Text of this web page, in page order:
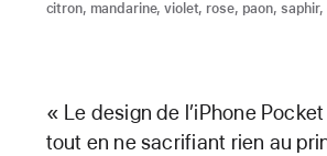
citron, mandarine, violet, rose, paon, saphir,
« Le design de l’iPhone
tout en ne sacrifiant rien au